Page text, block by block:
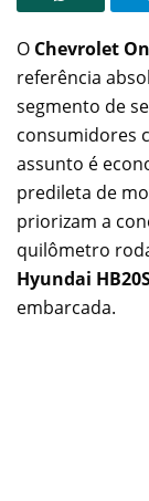
O Chevrolet
referência
segmento de
consumidores
assunto é
predileta de
priorizam a
quilômetro
Hyundai
embarcada.